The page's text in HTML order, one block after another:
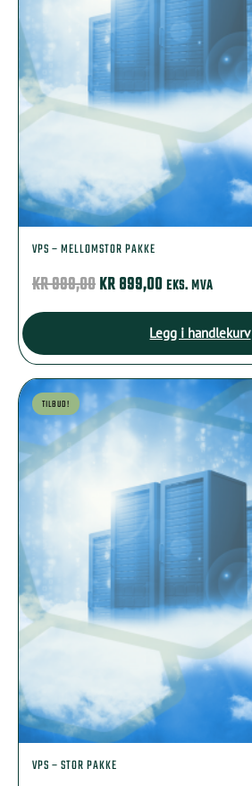
VPS – MELLOMSTOR PAKKE
KR999,00OPPRINNELIG
PRIS
KR 999,00.
KR899,00NÅVÆRENDE
PRIS
ER:
KR 899,00.
EKS. MVA
Legg i handlekurv
TILBUD!
VPS – STOR PAKKE